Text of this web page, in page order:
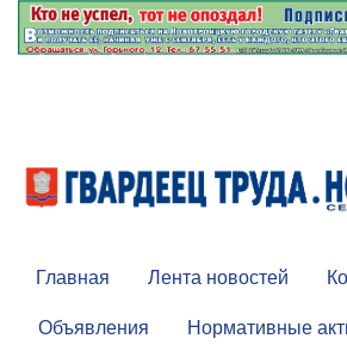
Главная Лента новостей
Объявления
Нормативные